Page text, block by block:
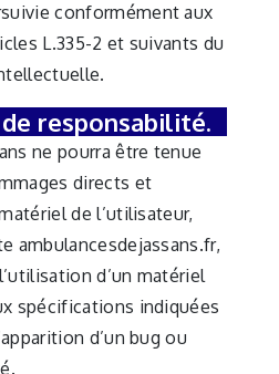
conformément aux
L.335-2 et suivants du
responsabilité.
ne pourra être tenue
directs et
de l’utilisateur,
ambulancesdejassans.fr,
d’un matériel
spécifications indiquées
d’un bug ou